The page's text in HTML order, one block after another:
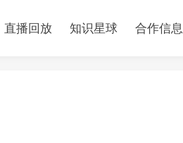
直播回放 知识星球 合作信息